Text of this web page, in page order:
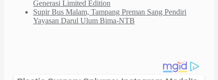
Generasi Limited Edition
Supir Bus Malam, Tampang Preman Sang Pendiri
Yayasan Darul Ulum Bima-NTB